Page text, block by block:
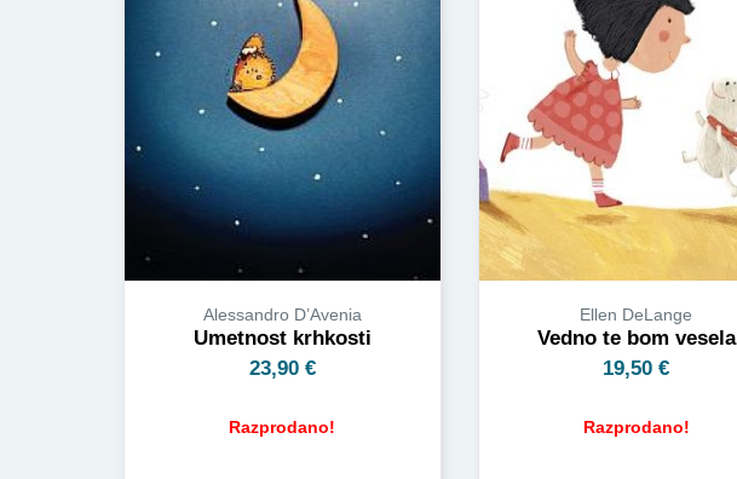
Alessandro D’Avenia
Umetnost krhkosti
23,90 €
Razprodano!
Ellen DeLange
Vedno te bom vesela
19,50€
Razprodano!